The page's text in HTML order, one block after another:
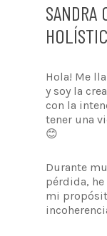
SANDRA
Hola! Me
y soy la
con la
tener una
😊
Durante
pérdida,
mi